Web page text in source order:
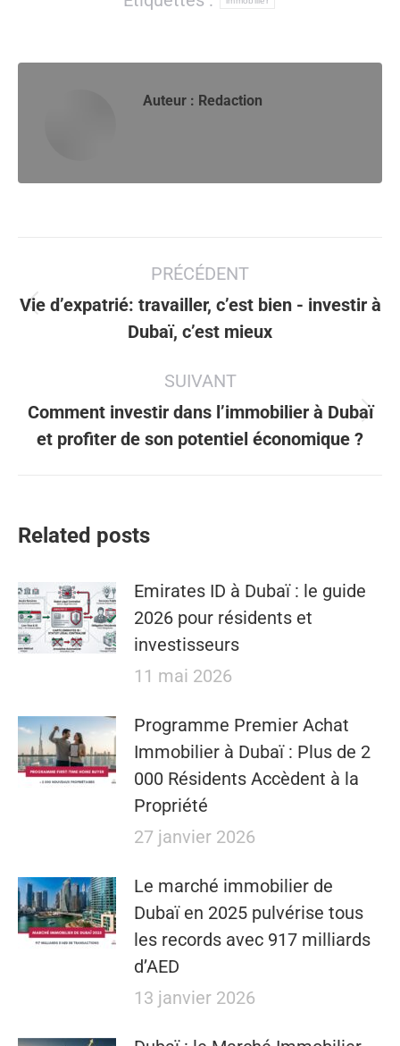
Auteur : Redaction
article
PRÉCÉDENT
Article
précédent
Vie d’expatrié: travailler, c’est bien - investir à
Dubaï, c’est mieux
SUIVANT
Article
suivant
Comment investir dans l’immobilier à Dubaï
et profiter de son potentiel économique ?
Related posts
Emirates ID à Dubaï : le guide
2026 pour résidents et
investisseurs
11 mai 2026
​​Programme Premier Achat
Immobilier à Dubaï : Plus de 2
000 Résidents Accèdent à la
Propriété
27 janvier 2026
Le marché immobilier de
Dubaï en 2025 pulvérise tous
les records avec 917 milliards
d’AED
13 janvier 2026